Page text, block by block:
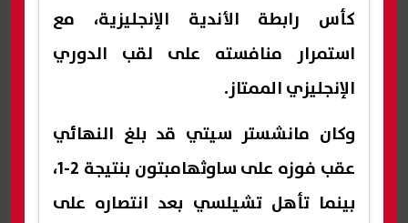
كأس رابطة الأندية الإنجليزية، مع
استمرار منافسته على لقب الدوري
الإنجليزي الممتاز.
وكان مانشستر سيتي قد بلغ النهائي
عقب فوزه على ساوثهامبتون بنتيجة 2-1،
بينما تأهل تشيلسي بعد انتصاره على